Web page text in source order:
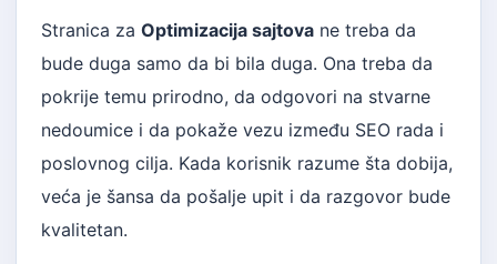
Stranica za Optimizacija sajtova ne treba da
bude duga samo da bi bila duga. Ona treba da
pokrije temu prirodno, da odgovori na stvarne
nedoumice i da pokaže vezu između SEO rada i
poslovnog cilja. Kada korisnik razume šta dobija,
veća je šansa da pošalje upit i da razgovor bude
kvalitetan.